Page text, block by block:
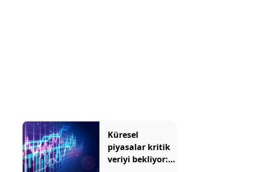
Küresel
piyasalar kritik
veriyi bekliyor: